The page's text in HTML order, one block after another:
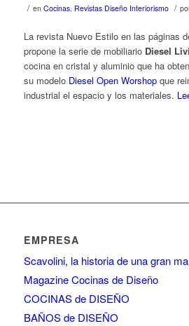
/ en Cocinas, Revistas Diseño Interiorismo /
La revista Nuevo Estilo en las páginas
propone la serie de mobiliario Diesel
cocina en cristal y aluminio que ha
su modelo Diesel Open Worshopque
industrial el espacio y los materiales.
EMPRESA
Scavolini, la historia de una gran
Magazine Cocinas de Diseño
COCINAS de DISEÑO
BAÑOS de DISEÑO